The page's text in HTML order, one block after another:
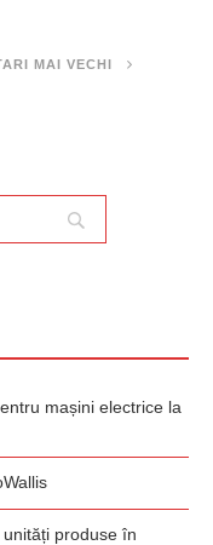
MAI VECHI
mașini electrice la
produse în